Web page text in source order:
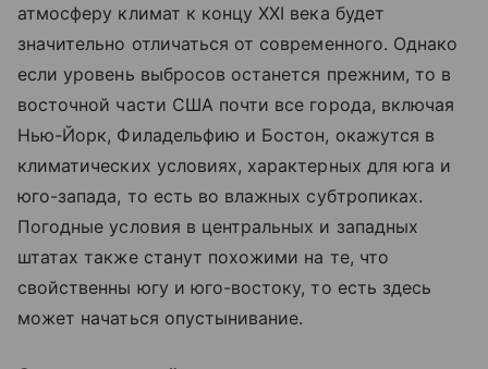
атмосферу климат к концу XXI века будет
значительно отличаться от современного. Однако
если уровень выбросов останется прежним, то в
восточной части США почти все города, включая
Нью-Йорк, Филадельфию и Бостон, окажутся в
климатических условиях, характерных для юга и
юго-запада, то есть во влажных субтропиках.
Погодные условия в центральных и западных
штатах также станут похожими на те, что
свойственны югу и юго-востоку, то есть здесь
может начаться опустынивание.